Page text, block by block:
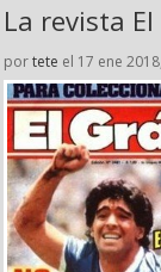
La revista
portete el 17 ene